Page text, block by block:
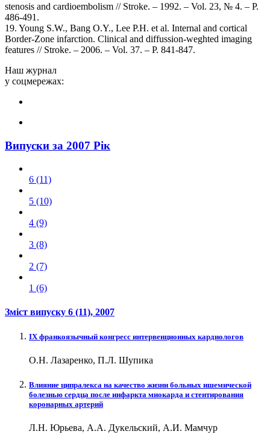
stenosis and cardioembolism // Stroke. – 1992. – Vol. 23, № 4. – P.
486-491.
19. Young S.W., Bang O.Y., Lee P.H. et al. Internal and cortical
Border-Zone infarction. Clinical and diffussion-weghted imaging
features // Stroke. – 2006. – Vol. 37. – Р. 841-847.
Наш журнал
у соцмережах:
Випуски за 2007 Рік
6 (11)
5 (10)
4 (9)
3 (8)
2 (7)
1 (6)
Зміст випуску 6 (11), 2007
IX франкоязычный конгресс интервенционных кардиологов
О.Н. Лазаренко, П.Л. Шупика
Влияние ципралекса на качество жизни больных ишемической
болезнью сердца после инфаркта миокарда и стентирования
коронарных артерий
Л.Н. Юрьева, А.А. Дукельский, А.И. Мамчур